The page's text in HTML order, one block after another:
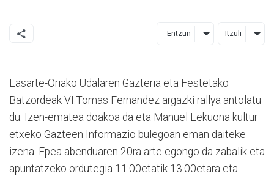
Entzun Itzuli
Lasarte-Oriako Udalaren Gazteria eta Festetako
Batzordeak VI.Tomas Fernandez argazki rallya antolatu
du. Izen-ematea doakoa da eta Manuel Lekuona kultur
etxeko Gazteen Informazio bulegoan eman daiteke
izena. Epea abenduaren 20ra arte egongo da zabalik eta
apuntatzeko ordutegia 11:00etatik 13:00etara eta